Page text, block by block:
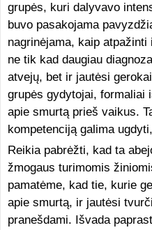
grupės, kuri dalyvavo
buvo pasakojama
nagrinėjama, kaip
ne tik kad daugiau
atvejų, bet ir jautėsi
grupės gydytojai, formaliai
apie smurtą prieš vaikus.
kompetenciją galima
Reikia pabrėžti, kad ta
žmogaus turimomis
pamatėme, kad tie, kurie
apie smurtą, ir jautėsi
pranešdami. Išvada